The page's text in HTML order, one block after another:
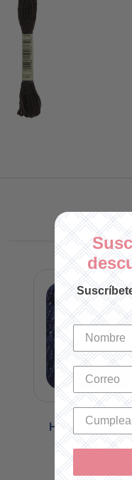
HILO ÉTOILE
SKU: 617C823
$23.00